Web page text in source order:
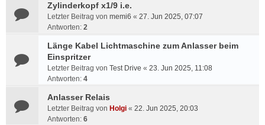
Zylinderkopf x1/9 i.e.
Letzter Beitrag von memi6 « 27. Jun 2025, 07:07
Antworten: 2
Länge Kabel Lichtmaschine zum Anlasser beim
Einspritzer
Letzter Beitrag von Test Drive « 23. Jun 2025, 11:08
Antworten: 4
Anlasser Relais
Letzter Beitrag von Holgi « 22. Jun 2025, 20:03
Antworten: 6